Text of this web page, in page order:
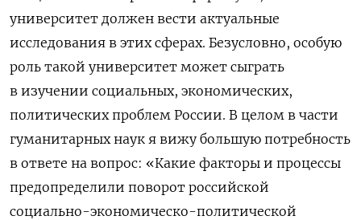
университет должен вести актуальные
исследования в этих сферах. Безусловно, особую
роль такой университет может сыграть
в изучении социальных, экономических,
политических проблем России. В целом в части
гуманитарных наук я вижу большую потребность
в ответе на вопрос: «Какие факторы и процессы
предопределили поворот российской
социально-экономическо-политической